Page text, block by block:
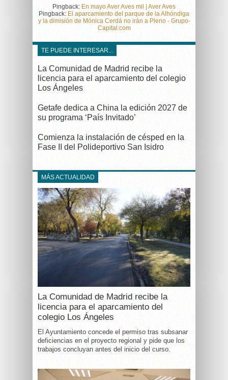
Pingback: En mayo Aver Aves mil | Aver Aves
Pingback: El aparcamiento del parque de la Alhóndiga
y la dimisión de Mónica Cerdá no irán a Pleno - Grupo-
Capital.com
TE PUEDE INTERESAR...
La Comunidad de Madrid recibe la
licencia para el aparcamiento del colegio
Los Ángeles
Getafe dedica a China la edición 2027 de
su programa ‘País Invitado’
Comienza la instalación de césped en la
Fase II del Polideportivo San Isidro
MÁS ACTUALIDAD
La Comunidad de Madrid recibe la
licencia para el aparcamiento del
colegio Los Ángeles
El Ayuntamiento concede el permiso tras subsanar
deficiencias en el proyecto regional y pide que los
trabajos concluyan antes del inicio del curso.